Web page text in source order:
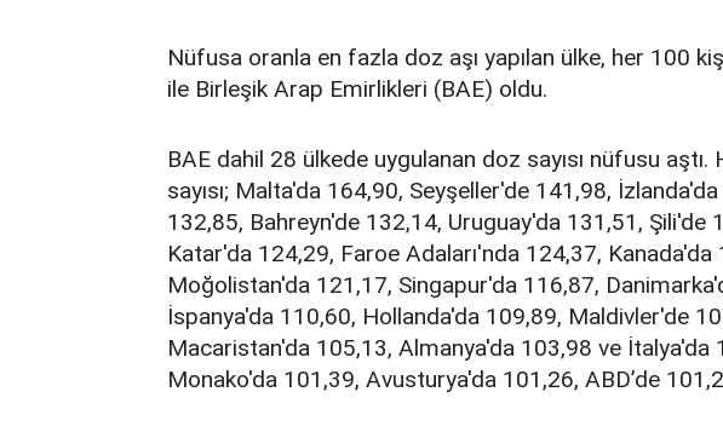
Nüfusa oranla en fazla doz aşı yapılan ülke, her 100
ile Birleşik Arap Emirlikleri (BAE) oldu.
BAE dahil 28 ülkede uygulanan doz sayısı nüfusu
sayısı; Malta'da 164,90, Seyşeller'de 141,98,
132,85, Bahreyn'de 132,14, Uruguay'da 131,51, Şili'de
Katar'da 124,29, Faroe Adaları'nda 124,37,
Moğolistan'da 121,17, Singapur'da 116,87,
İspanya'da 110,60, Hollanda'da 109,89, Maldivler'de
Macaristan'da 105,13, Almanya'da 103,98 ve İtalya'da
Monako'da 101,39, Avusturya'da 101,26, ABD’de